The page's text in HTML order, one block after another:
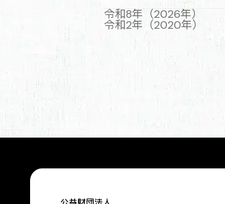
令和8年（2026年）
令和2年（2020年）